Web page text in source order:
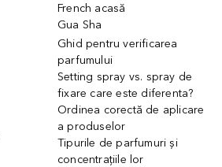
French acasă
Gua Sha
Ghid pentru verificarea
parfumului
Setting spray vs. spray de
fixare care este diferenta?
Ordinea corectă de aplicare
a produselor
Tipurile de parfumuri și
concentrațiile lor